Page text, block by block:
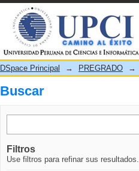
Buscar
DSpace Principal → PREGRADO →
Buscar
Filtros
Use filtros para refinar sus resultados.